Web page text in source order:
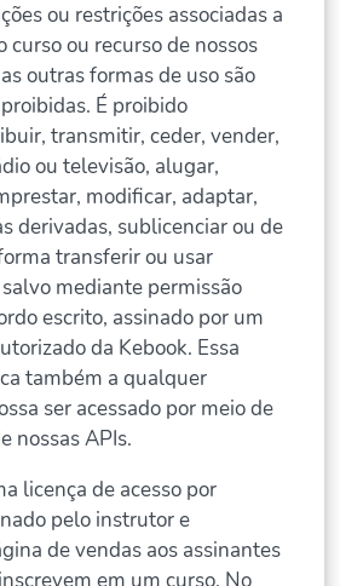
ou restrições associadas a
curso ou recurso de nossos
outras formas de uso são
É proibido
transmitir, ceder, vender,
ou televisão, alugar,
modificar, adaptar,
derivadas, sublicenciar ou de
transferir ou usar
mediante permissão
escrito, assinado por um
da Kebook. Essa
também a qualquer
ser acessado por meio de
nossas APIs.
licença de acesso por
pelo instrutor e
de vendas aos assinantes